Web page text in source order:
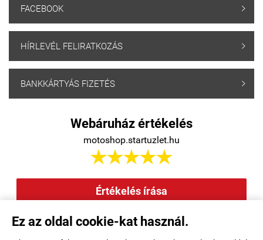
Ez az oldal cookie-kat használ.
FACEBOOK 
HÍRLEVÉL FELIRATKOZÁS 
BANKKÁRTYÁS FIZETÉS 
Webáruház értékelés
motoshop.startuzlet.hu

Értékelés írása